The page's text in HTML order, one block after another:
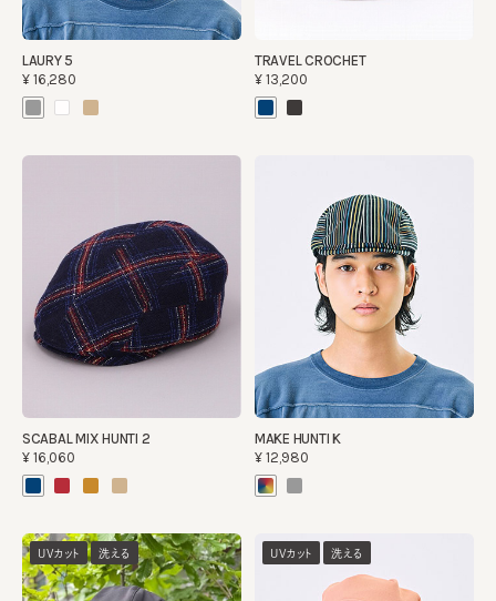
LAURY 5
¥16,280
TRAVEL CROCHET
¥13,200
SCABAL MIX HUNTI 2
¥16,060
MAKE HUNTI K
¥12,980
UVカット 洗える UVカット 洗える